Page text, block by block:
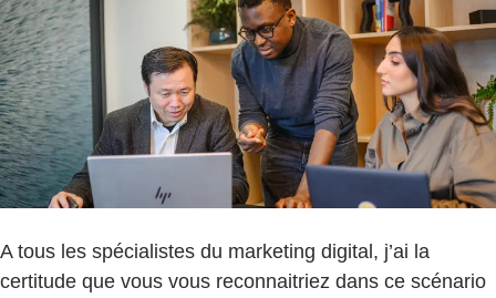
A tous les spécialistes du marketing digital, j’ai la
certitude que vous vous reconnaitriez dans ce scénario